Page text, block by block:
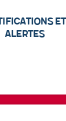
et
Alertes